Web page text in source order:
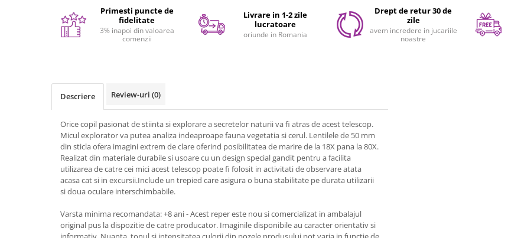
Banc de lucru pentru copii
Papusi de mana
Papusi si Bebelusi Reborn
Animale de jucarie
Jucarii cu Dinozauri
Figurine cu animale domestice
Jucarii Montessori
Nevoi speciale si sindrom Down
Jucarii cu alfabet
Primesti puncte de
fidelitate
3% inapoi din valoarea
comenzii
Livrare in 1-2 zile
lucratoare
oriunde in Romania
Drept de retur 30 de
zile
avem incredere in jucariile
noastre
Descriere Review-uri (0)
Orice copil pasionat de stiinta si explorare a secretelor naturii va fi atras de acest telescop.
Micul explorator va putea analiza indeaproape fauna vegetatia si cerul. Lentilele de 50 mm
din sticla ofera imagini extrem de clare oferind posibilitatea de marire de la 18X pana la 80X.
Realizat din materiale durabile si usoare cu un design special gandit pentru a facilita
utilizarea de catre cei mici acest telescop poate fi folosit in activitati de observare atata
acasa cat si in excursii.Include un trepied care asigura o buna stabilitate pe durata utilizarii
si doua oculare interschimbabile.
Varsta minima recomandata: +8 ani - Acest reper este nou si comercializat in ambalajul
original pus la dispozitie de catre producator. Imaginile disponibile au caracter orientativ si